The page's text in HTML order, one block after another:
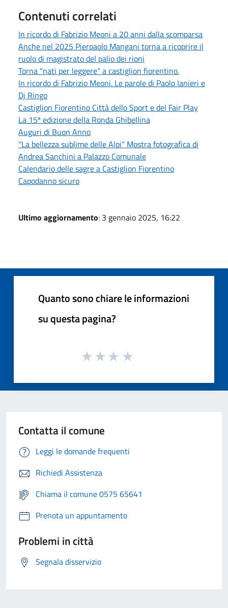
Contenuti correlati
In ricordo di Fabrizio Meoni a 20 anni dalla scomparsa
Anche nel 2025 Pierpaolo Mangani torna a ricoprire il
ruolo di magistrato del palio dei rioni
Torna "nati per leggere" a castiglion fiorentino.
In ricordo di Fabrizio Meoni. Le parole di Paolo Ianieri e
Dj Ringo
Castiglion Fiorentino Città dello Sport e del Fair Play
La 15ª edizione della Ronda Ghibellina
Auguri di Buon Anno
"La bellezza sublime delle Alpi" Mostra fotografica di
Andrea Sanchini a Palazzo Comunale
Calendario delle sagre a Castiglion Fiorentino
Capodanno sicuro
Ultimo aggiornamento: 3 gennaio 2025, 16:22
Quanto sono chiare le informazioni
su questa pagina?
Contatta il comune
Leggi le domande frequenti
Richiedi Assistenza
Chiama il comune 0575 65641
Prenota un appuntamento
Problemi in città
Segnala disservizio